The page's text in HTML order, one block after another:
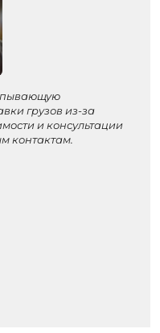
грузов из-за
и консультации
контактам.